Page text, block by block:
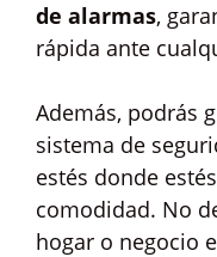
de alarmas,
rápida ante
Además, podrás
sistema de
estés donde
comodidad. No
hogar o negocio